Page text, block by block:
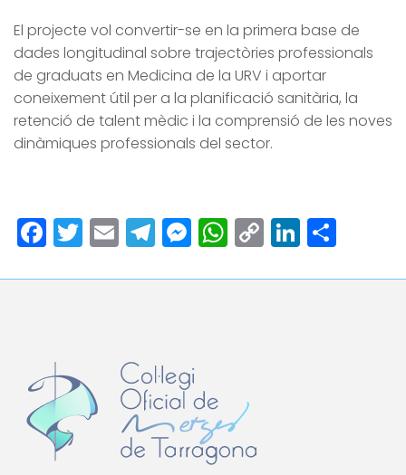
El projecte vol convertir-se en la primera base de
dades longitudinal sobre trajectòries professionals
de graduats en Medicina de la URV i aportar
coneixement útil per a la planificació sanitària, la
retenció de talent mèdic i la comprensió de les noves
dinàmiques professionals del sector.
Facebook
Twitter
EmailTelegram
Messenger
WhatsApp
Copy